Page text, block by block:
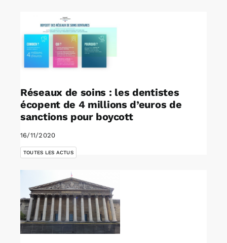
Réseaux de soins : les dentistes
écopent de 4 millions d’euros de
sanctions pour boycott
16/11/2020
TOUTES LES ACTUS